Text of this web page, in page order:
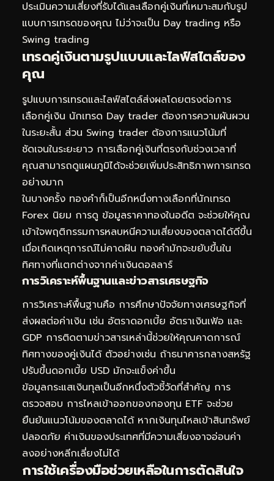
ประเมินความเสี่ยงที่รับได้และเลือกคู่เงินที่เหมาะสมกับรูป
แบบการเทรดของคุณ ไม่ว่าจะเป็น Day trading หรือ
Swing trading
เทรดคู่เงินตามรูปแบบและไลฟ์สไตล์ของ
คุณ
รูปแบบการเทรดและไลฟ์สไตล์ส่งผลโดยตรงต่อการ
เลือกคู่เงิน นักเทรด Day trader ต้องการความผันผวน
ในระยะสั้น ส่วน Swing trader ต้องการแนวโน้มที่
ชัดเจนในระยะยาว การเลือกคู่เงินที่ตรงกับช่วงเวลาที่
คุณสามารถดูแผนภูมิได้จะช่วยเพิ่มประสิทธิภาพการเทรด
อย่างมาก
ในบางครั้ง ทองคำก็เป็นอีกหนึ่งทางเลือกที่นักเทรด
Forex นิยม การดู ข้อมูลราคาทองในอดีต จะช่วยให้คุณ
เข้าใจพฤติกรรมการหลบหนีความเสี่ยงของตลาดได้ดีขึ้น
เมื่อเกิดเหตุการณ์ไม่คาดฝัน ทองคำมักจะขยับขึ้นใน
ทิศทางที่แตกต่างจากค่าเงินดอลลาร์
การวิเคราะห์พื้นฐานและข่าวสารเศรษฐกิจ
การวิเคราะห์พื้นฐานคือ การศึกษาปัจจัยทางเศรษฐกิจที่
ส่งผลต่อค่าเงิน เช่น อัตราดอกเบี้ย อัตราเงินเฟ้อ และ
GDP การติดตามข่าวสารเหล่านี้ช่วยให้คุณคาดการณ์
ทิศทางของคู่เงินได้ ตัวอย่างเช่น ถ้าธนาคารกลางสหรัฐ
ปรับขึ้นดอกเบี้ย USD มักจะแข็งค่าขึ้น
ข้อมูลกระแสเงินทุลเป็นอีกหนึ่งตัวชี้วัดที่สำคัญ การ
ตรวจสอบ การไหลเข้าออกของกองทุน ETF จะช่วย
ยืนยันแนวโน้มของตลาดได้ หากเงินทุนไหลเข้าสินทรัพย์
ปลอดภัย ค่าเงินของประเทศที่มีความเสี่ยงอาจอ่อนค่า
ลงอย่างหลีกเลี่ยงไม่ได้
การใช้เครื่องมือช่วยเหลือในการตัดสินใจ